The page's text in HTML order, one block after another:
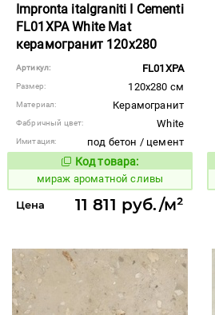
Impronta italgraniti I Cementi
FL01XPA White Mat
керамогранит 120x280
Артикул: FL01XPA
Размер: 120x280 см
Материал: Керамогранит
Фабричный цвет: White
Имитация:
под бетон / цемент
Код товара:
984636 Код товара:
мираж ароматной сливы
Цена 11 811 руб./м²